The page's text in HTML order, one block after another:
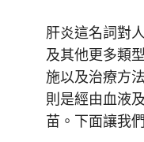
肝炎這名詞對
及其他更多類
施以及治療方
則是經由血液
苗。下面讓我